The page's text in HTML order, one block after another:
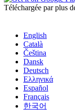
Téléchargée par plus
English
Català
Čeština
Dansk
Deutsch
Ελληνικά
Español
Français
한국어